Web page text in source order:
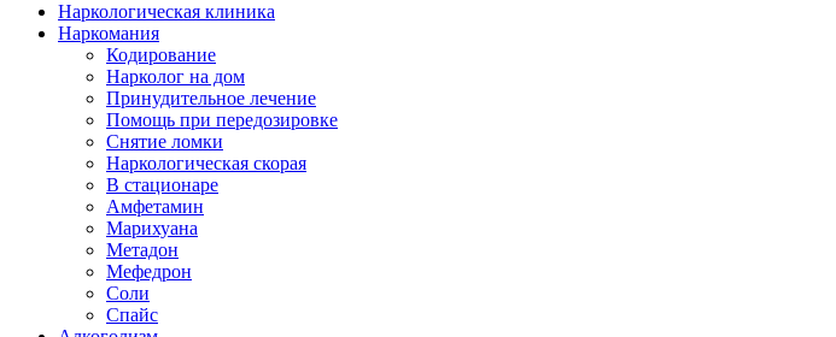
Наркологическая клиника
Наркомания
Кодирование
Нарколог на дом
Принудительное лечение
Помощь при передозировке
Снятие ломки
Наркологическая скорая
В стационаре
Амфетамин
Марихуана
Метадон
Мефедрон
Соли
Спайс